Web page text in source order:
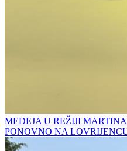
MEDEJA U REŽIJI
PONOVNO NA